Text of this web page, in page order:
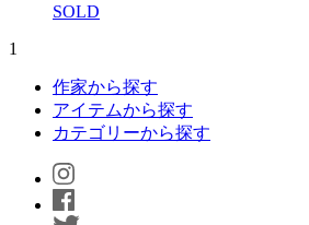
SOLD
1
作家から探す
アイテムから探す
カテゴリーから探す